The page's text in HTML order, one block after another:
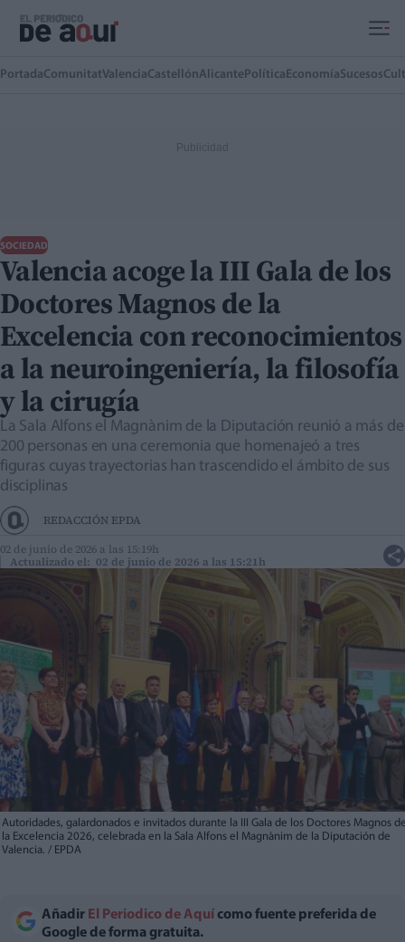
PortadaComunitatValenciaCastellónAlicante Política EconomíaSucesos
SOCIEDAD
Valencia acoge la III Gala de los
Doctores Magnos de la
Excelencia con reconocimientos
a la neuroingeniería, la filosofía
y la cirugía
La Sala Alfons el Magnànim de la Diputación reunió a más de
200 personas en una ceremonia que homenajeó a tres
figuras cuyas trayectorias han trascendido el ámbito de sus
disciplinas
REDACCIÓN EPDA
02 de junio de 2026 a las 15:19h
Actualizado el: 02 de junio de 2026 a las 15:21h
Autoridades, galardonados e invitados durante la III Gala de los Doctores Magnos
la Excelencia 2026, celebrada en la Sala Alfons el Magnànim de la Diputación de
Valencia. / EPDA
Añadir El Periodico de Aquí como fuente preferida de
Google de forma gratuita.